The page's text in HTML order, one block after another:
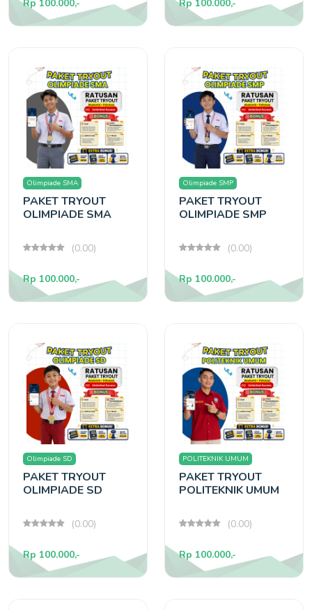
Rp 100.000,- Rp 100.000,-
Olimpiade SMA
PAKET TRYOUT
OLIMPIADE SMA
(0.00)
Rp 100.000,-
Olimpiade SMP
PAKET TRYOUT
OLIMPIADE SMP
(0.00)
Rp 100.000,-
Olimpiade SD
PAKET TRYOUT
OLIMPIADE SD
(0.00)
Rp 100.000,-
POLITEKNIK UMUM
PAKET TRYOUT
POLITEKNIK UMUM
(0.00)
Rp 100.000,-